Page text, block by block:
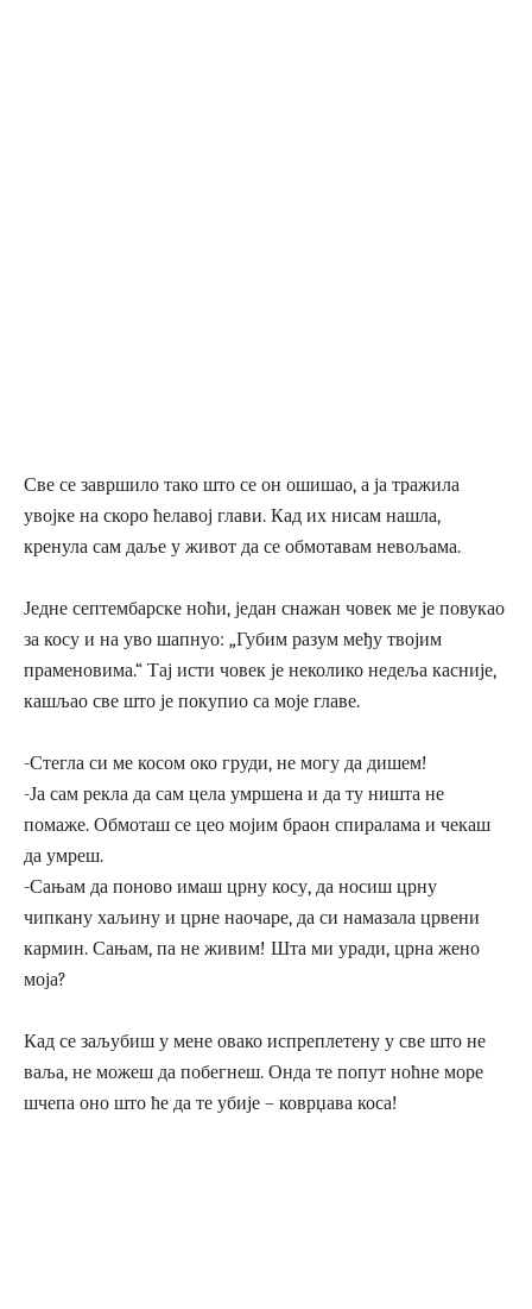
Све се завршило тако што се он ошишао, а ја тражила
увојке на скоро ћелавој глави. Кад их нисам нашла,
кренула сам даље у живот да се обмотавам невољама.
Једне септембарске ноћи, један снажан човек ме је повукао
за косу и на уво шапнуо: „Губим разум међу твојим
праменовима.“ Тај исти човек је неколико недеља касније,
кашљао све што је покупио са моје главе.
-Стегла си ме косом око груди, не могу да дишем!
-Ја сам рекла да сам цела умршена и да ту ништа не
помаже. Обмоташ се цео мојим браон спиралама и чекаш
да умреш.
-Сањам да поново имаш црну косу, да носиш црну
чипкану хаљину и црне наочаре, да си намазала црвени
кармин. Сањам, па не живим! Шта ми уради, црна жено
моја?
Кад се заљубиш у мене овако испреплетену у све што не
ваља, не можеш да побегнеш. Онда те попут ноћне море
шчепа оно што ће да те убије – коврџава коса!